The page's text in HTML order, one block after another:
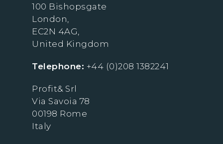
100 Bishopsgate
London,
EC2N 4AG,
United Kingdom
Telephone: +44 (0)208 1382241
Profit& Srl
Via Savoia 78
00198 Rome
Italy